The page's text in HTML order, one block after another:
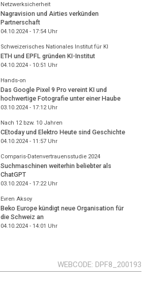
Netzwerksicherheit
Nagravision und Airties verkünden
Partnerschaft
04.10.2024 - 17:54Uhr
Schweizerisches Nationales Institut für KI
ETH und EPFL gründen KI-Institut
04.10.2024 - 10:51 Uhr
Hands-on
Das Google Pixel 9 Pro vereint KI und
hochwertige Fotografie unter einer Haube
03.10.2024 - 17:12Uhr
Nach 12 bzw. 10 Jahren
CEtoday und Elektro Heute sind Geschichte
04.10.2024 - 11:57Uhr
Comparis-Datenvertrauensstudie 2024
Suchmaschinen weiterhin beliebter als
ChatGPT
03.10.2024 - 17:22Uhr
Evren Aksoy
Beko Europe kündigt neue Organisation für
die Schweiz an
04.10.2024 - 14:01 Uhr
WEBCODE DPF8_200193